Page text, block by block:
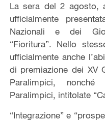
La sera del 2 agosto,
ufficialmente
Nazionali e dei
“Fioritura”. Nello
ufficialmente anche
di premiazione dei XV
Paralimpici,
Paralimpici, intitolate
“Integrazione” e